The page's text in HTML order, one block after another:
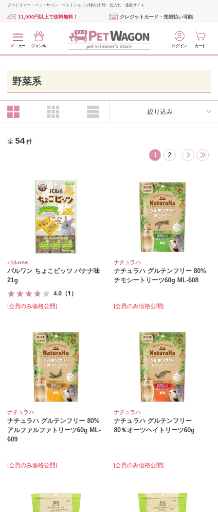
プロトリマー・ペットサロン・ペットショップ様向け 卸・仕入れ・通販サイト
11,000円以上で送料無料！ クレジットカード・売掛払い可能
メニュー ジャンル ログイン カート
野菜系
絞り込み
全 54 件
1
2
パルone
パルワン ちょこビッツ バナナ味
21g
4.0 （1）
[会員のみ価格公開]
ナチュラハ
ナチュラハ グルテンフリー 80%
チモシートリーツ60g ML‐608
[会員のみ価格公開]
ナチュラハ
ナチュラハ グルテンフリー 80%
アルファルファトリーツ60g ML‐
609
[会員のみ価格公開]
ナチュラハ
ナチュラハ グルテンフリー
80％オーツヘイトリーツ60g
[会員のみ価格公開]